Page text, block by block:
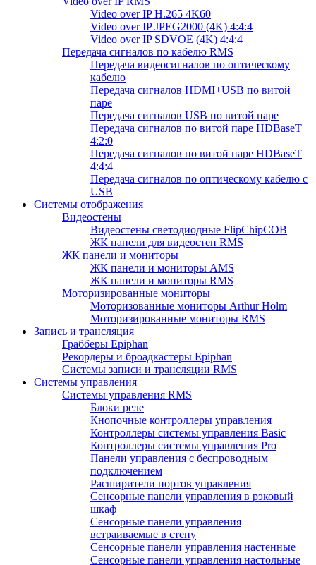
Video over IP H.265 4K60
Video over IP JPEG2000 (4K) 4:4:4
Video over IP SDVOE (4K) 4:4:4
Передача сигналов по кабелю RMS
Передача видеосигналов по оптическому
кабелю
Передача сигналов HDMI+USB по витой
паре
Передача сигналов USB по витой паре
Передача сигналов по витой паре HDBaseT
4:2:0
Передача сигналов по витой паре HDBaseT
4:4:4
Передача сигналов по оптическому кабелю с
USB
Системы отображения
Видеостены
Видеостены светодиодные FlipChipCOB
ЖК панели для видеостен RMS
ЖК панели и мониторы
ЖК панели и мониторы AMS
ЖК панели и мониторы RMS
Моторизированные мониторы
Моторизованные мониторы Arthur Holm
Моторизированные мониторы RMS
Запись и трансляция
Грабберы Epiphan
Рекордеры и броадкастеры Epiphan
Системы записи и трансляции RMS
Системы управления
Системы управления RMS
Блоки реле
Кнопочные контроллеры управления
Контроллеры системы управления Basic
Контроллеры системы управления Pro
Панели управления с беспроводным
подключением
Расширители портов управления
Сенсорные панели управления в рэковый
шкаф
Сенсорные панели управления
встраиваемые в стену
Сенсорные панели управления настенные
Сенсорные панели управления настольные